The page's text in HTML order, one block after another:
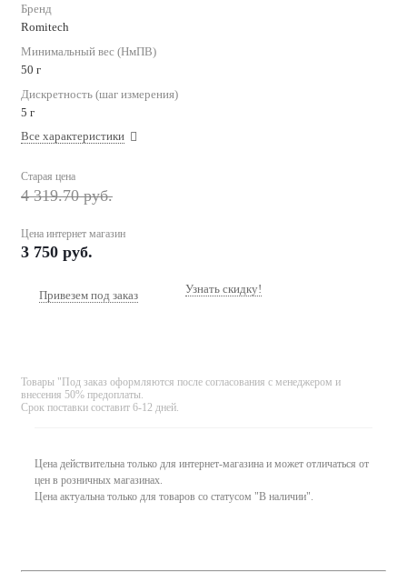
Бренд
Romitech
Минимальный вес (НмПВ)
50 г
Дискретность (шаг измерения)
5 г
Все характеристики
Старая цена
4 319.70руб.
Цена интернет магазин
3 750 руб.
Привезем под заказ Узнать скидку!
Товары "Под заказ оформляются после согласования с менеджером и
внесения 50% предоплаты.
Срок поставки составит 6-12 дней.
Цена действительна только для интернет-магазина и может отличаться от
цен в розничных магазинах.
Цена актуальна только для товаров со статусом "В наличии".